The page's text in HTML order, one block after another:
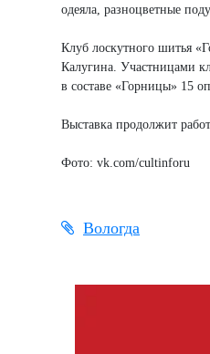
одеяла, разноцветные
Клуб лоскутного шитья
Калугина. Участницами
в составе «Горницы» 15
Выставка продолжит
Фото: vk.com/cultinforu
Вологда